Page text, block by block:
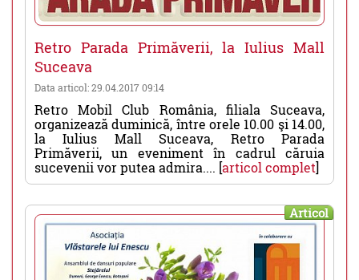
Retro Parada Primăverii, la Iulius Mall
Suceava
Data articol: 29.04.2017 09:14
Retro Mobil Club România, filiala Suceava,
organizează duminică, între orele 10.00 şi 14.00,
la Iulius Mall Suceava, Retro Parada
Primăverii, un eveniment în cadrul căruia
sucevenii vor putea admira.... [articol complet]
Articol